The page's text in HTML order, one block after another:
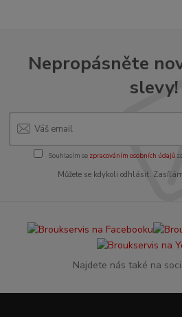
Nepropásněte
slevy!
Souhlasím se zpracováním osobních údajů
Můžete se kdykoli odhlásit.
Najdete nás také na